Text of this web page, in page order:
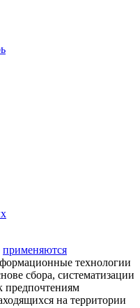
применяются
технологии
сбора, систематизации
предпочтениям
на территории